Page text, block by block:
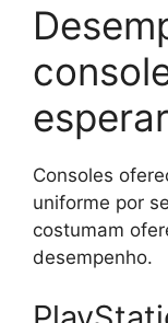
esperar
Consoles
uniforme por
costumam
desempenho.